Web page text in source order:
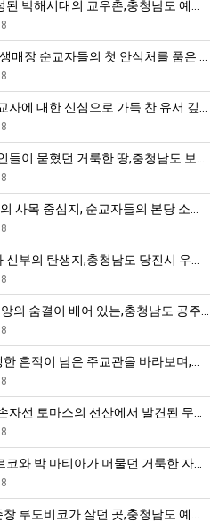
시대의 교우촌,충청남도 예산군 삽교읍…
장 순교자들의 첫 안식처를 품은 곳,충…
대한 신심으로 가득 찬 유서 깊은 성…
묻혔던 거룩한 땅,충청남도 보령시 미…
중심지, 순교자들의 본당 소학골,충…
의 탄생지,충청남도 당진시 우강면 송…
숨결이 배어 있는,충청남도 공주시 신풍…
적이 남은 주교관을 바라보며,충청남도…
선 토마스의 선산에서 발견된 무명 순…
박 마티아가 머물던 거룩한 자리,충…
도비코가 살던 곳,충청남도 예산군 신…